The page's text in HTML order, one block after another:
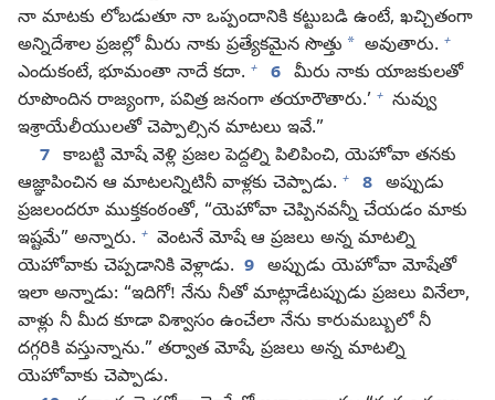
నా మాటకు లోబడుతూ నా ఒప్పందానికి కట్టుబడి ఉంటే, ఖచ్చితంగా
అన్నిదేశాల ప్రజల్లో మీరు నాకు ప్రత్యేకమైన సొత్తు * అవుతారు. +
ఎందుకంటే, భూమంతా నాదే కదా. + 6 మీరు నాకు యాజకులతో
రూపొందిన రాజ్యంగా, పవిత్ర జనంగా తయారౌతారు.’ + నువ్వు
ఇశ్రాయేలీయులతో చెప్పాల్సిన మాటలు ఇవే.”
7 కాబట్టి మోషే వెళ్లి ప్రజల పెద్దల్ని పిలిపించి, యెహోవా తనకు
ఆజ్ఞాపించిన ఆ మాటలన్నిటినీ వాళ్లకు చెప్పాడు. + 8 అప్పుడు
ప్రజలందరూ ముక్తకంఠంతో, “యెహోవా చెప్పినవన్నీ చేయడం మాకు
ఇష్టమే” అన్నారు. + వెంటనే మోషే ఆ ప్రజలు అన్న మాటల్ని
యెహోవాకు చెప్పడానికి వెళ్లాడు. 9 అప్పుడు యెహోవా మోషేతో
ఇలా అన్నాడు: “ఇదిగో! నేను నీతో మాట్లాడేటప్పుడు ప్రజలు వినేలా,
వాళ్లు నీ మీద కూడా విశ్వాసం ఉంచేలా నేను కారుమబ్బులో నీ
దగ్గరికి వస్తున్నాను.” తర్వాత మోషే, ప్రజలు అన్న మాటల్ని
యెహోవాకు చెప్పాడు.